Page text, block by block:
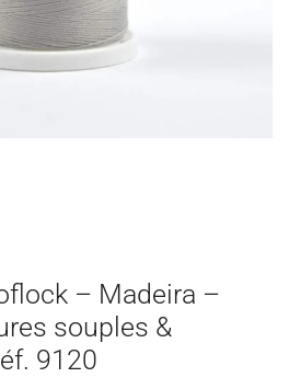
– Madeira –
souples &
9120